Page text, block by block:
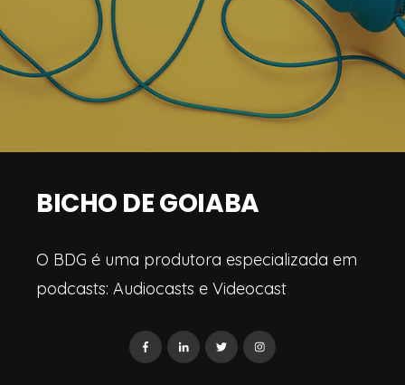
BICHO DE GOIABA
O BDG é uma produtora especializada em
podcasts: Audiocasts e Videocast